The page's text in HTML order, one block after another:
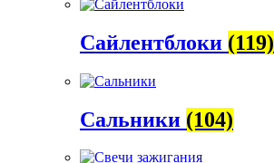
Сайлентблоки (119)
Сальники (104)